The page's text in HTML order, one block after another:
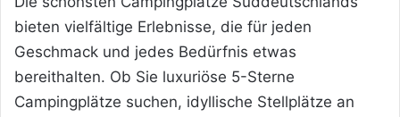
bieten vielfältige Erlebnisse, die für jeden
Geschmack und jedes Bedürfnis etwas
bereithalten. Ob Sie luxuriöse 5-Sterne
Campingplätze suchen, idyllische Stellplätze an